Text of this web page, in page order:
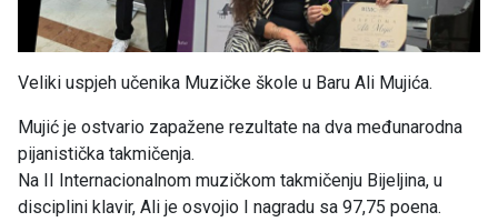
Veliki uspjeh učenika Muzičke škole u Baru Ali Mujića.
Mujić je ostvario zapažene rezultate na dva međunarodna
pijanistička takmičenja.
Na II Internacionalnom muzičkom takmičenju Bijeljina, u
disciplini klavir, Ali je osvojio I nagradu sa 97,75 poena.